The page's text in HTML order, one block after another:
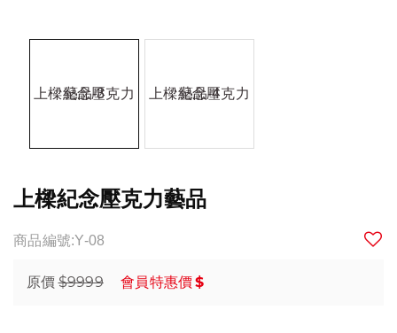
上樑紀念壓克力藝品
商品編號:Y-08
原價 $9999 會員特惠價$